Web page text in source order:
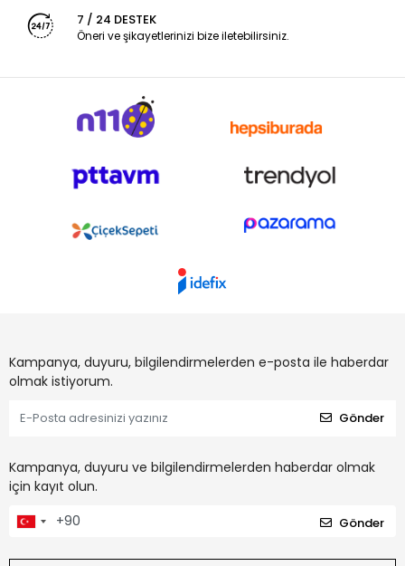
7 / 24 DESTEK
Öneri ve şikayetlerinizi bize iletebilirsiniz.
Kampanya, duyuru, bilgilendirmelerden e-posta ile haberdar
olmak istiyorum.
Gönder
Kampanya, duyuru ve bilgilendirmelerden haberdar olmak
için kayıt olun.
Gönder